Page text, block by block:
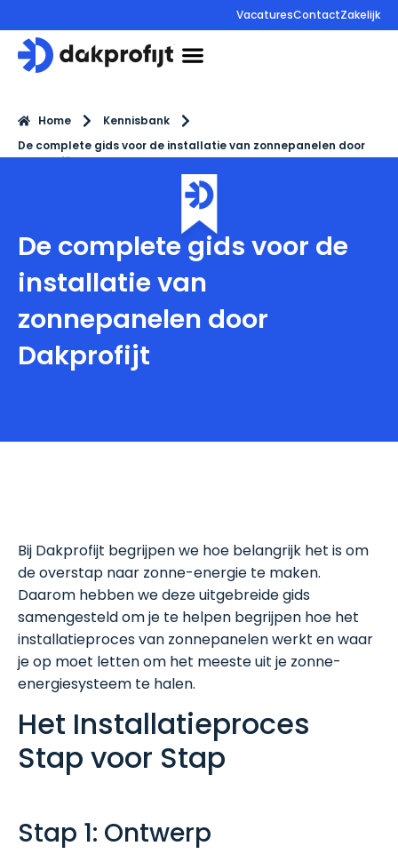
VacaturesContactZakelijk
Home
Kennisbank
De complete gids voor de installatie van zonnepanelen door
Dakprofijt
De complete gids voor de
installatie van
zonnepanelen door
Dakprofijt
Bij Dakprofijt begrijpen we hoe belangrijk het is om
de overstap naar zonne-energie te maken.
Daarom hebben we deze uitgebreide gids
samengesteld om je te helpen begrijpen hoe het
installatieproces van zonnepanelen werkt en waar
je op moet letten om het meeste uit je zonne-
energiesysteem te halen.
Het Installatieproces
Stap voor Stap
Stap 1: Ontwerp